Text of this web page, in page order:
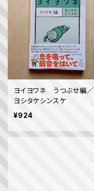
ヨイヨワネ うつぶせ編／
ヨシタケシンスケ
¥924